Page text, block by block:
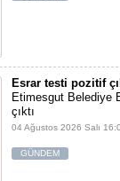
Esrar testi pozitif
Etimesgut Belediye
çıktı
04 Ağustos 2026 Salı
GÜNDEM